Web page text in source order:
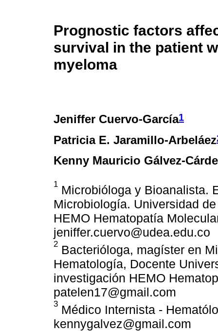
Prognostic factors
survival in the patient
myeloma
Jeniffer Cuervo-García1
Patricia E. Jaramillo-Arbeláez
Kenny Mauricio Gálvez-
1 Microbióloga y Bioanalista.
Microbiología. Universidad
HEMO Hematopatía
jeniffer.cuervo@udea.edu.co
2 Bacterióloga, magíster en
Hematología, Docente
investigación HEMO
patelen17@gmail.com
3 Médico Internista -
kennygalvez@gmail.com